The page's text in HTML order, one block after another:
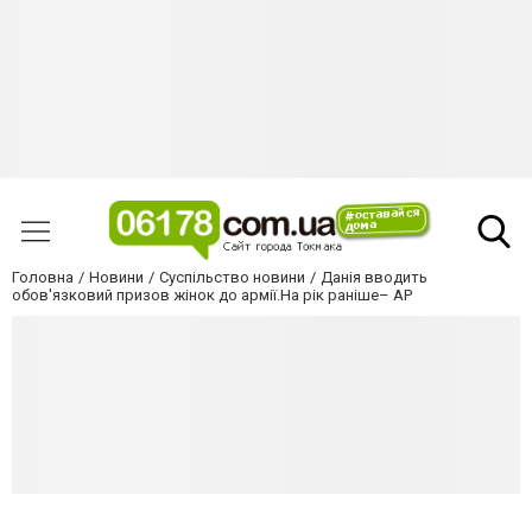
Головна Новини Суспільство новини
Данія вводить
обов'язковий призов жінок до армії.На рік раніше– AP